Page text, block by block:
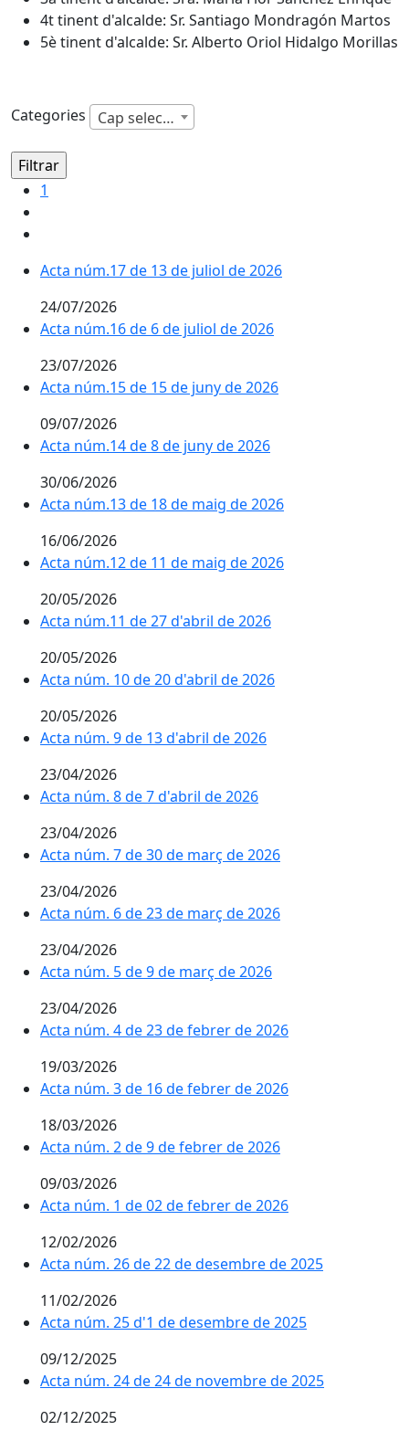
4t tinent d'alcalde: Sr. Santiago Mondragón Martos
5è tinent d'alcalde: Sr. Alberto Oriol Hidalgo Morillas
Categories Cap selecció
1
Acta núm.17 de 13 de juliol de 2026
24/07/2026
Acta núm.16 de 6 de juliol de 2026
23/07/2026
Acta núm.15 de 15 de juny de 2026
09/07/2026
Acta núm.14 de 8 de juny de 2026
30/06/2026
Acta núm.13 de 18 de maig de 2026
16/06/2026
Acta núm.12 de 11 de maig de 2026
20/05/2026
Acta núm.11 de 27 d'abril de 2026
20/05/2026
Acta núm. 10 de 20 d'abril de 2026
20/05/2026
Acta núm. 9 de 13 d'abril de 2026
23/04/2026
Acta núm. 8 de 7 d'abril de 2026
23/04/2026
Acta núm. 7 de 30 de març de 2026
23/04/2026
Acta núm. 6 de 23 de març de 2026
23/04/2026
Acta núm. 5 de 9 de març de 2026
23/04/2026
Acta núm. 4 de 23 de febrer de 2026
19/03/2026
Acta núm. 3 de 16 de febrer de 2026
18/03/2026
Acta núm. 2 de 9 de febrer de 2026
09/03/2026
Acta núm. 1 de 02 de febrer de 2026
12/02/2026
Acta núm. 26 de 22 de desembre de 2025
11/02/2026
Acta núm. 25 d'1 de desembre de 2025
09/12/2025
Acta núm. 24 de 24 de novembre de 2025
02/12/2025